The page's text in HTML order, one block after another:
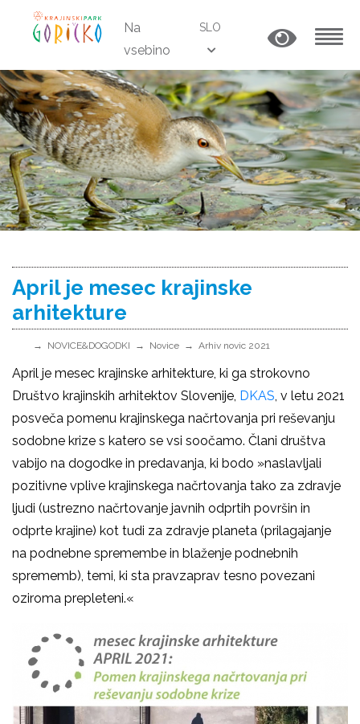
Na
vsebino
SLO
April je mesec krajinske
arhitekture
NOVICE&DOGODKI Novice Arhiv novic 2021
April je mesec krajinske arhitekture, ki ga strokovno
Društvo krajinskih arhitektov Slovenije, DKAS, v letu 2021
posveča pomenu krajinskega načrtovanja pri reševanju
sodobne krize s katero se vsi soočamo. Člani društva
vabijo na dogodke in predavanja, ki bodo »naslavljali
pozitivne vplive krajinskega načrtovanja tako za zdravje
ljudi (ustrezno načrtovanje javnih odprtih površin in
odprte krajine) kot tudi za zdravje planeta (prilagajanje
na podnebne spremembe in blaženje podnebnih
sprememb), temi, ki sta pravzaprav tesno povezani
oziroma prepleteni.«